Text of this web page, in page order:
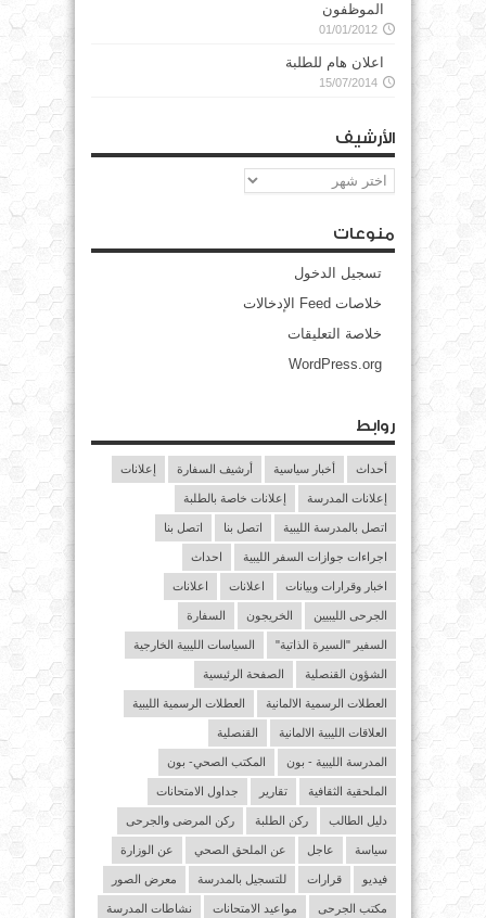
الموظفون
01/01/2012
اعلان هام للطلبة
15/07/2014
الأرشيف
الأرشيف
منوعات
تسجيل الدخول
خلاصات Feed الإدخالات
خلاصة التعليقات
WordPress.org
روابط
أحداث أخبار سياسية أرشيف السفارة إعلانات
إعلانات المدرسة إعلانات خاصة بالطلبة
اتصل بالمدرسة الليبية اتصل بنا اتصل بنا
اجراءات جوازات السفر الليبية احداث
اخبار وقرارات وبيانات اعلانات اعلانات
الجرحى الليبيين الخريجون السفارة
السفير "السيرة الذاتية" السياسات الليبية الخارجية
الشؤون القنصلية الصفحة الرئيسية
العطلات الرسمية الالمانية العطلات الرسمية الليبية
العلاقات الليبية الالمانية القنصلية
المدرسة الليبية - بون المكتب الصحي- بون
الملحقية الثقافية تقارير جداول الامتحانات
دليل الطالب ركن الطلبة ركن المرضى والجرحى
سياسة عاجل عن الملحق الصحي عن الوزارة
فيديو قرارات للتسجيل بالمدرسة معرض الصور
مكتب الجرحى مواعيد الامتحانات نشاطات المدرسة